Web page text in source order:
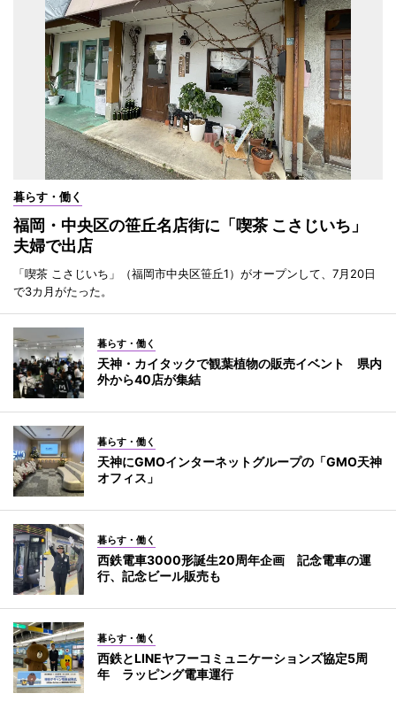
暮らす・働く
福岡・中央区の笹丘名店街に「喫茶 こさじいち」
夫婦で出店
「喫茶 こさじいち」（福岡市中央区笹丘1）がオープンして、7月20日
で3カ月がたった。
暮らす・働く
天神・カイタックで観葉植物の販売イベント 県内
外から40店が集結
暮らす・働く
天神にGMOインターネットグループの「GMO天神
オフィス」
暮らす・働く
西鉄電車3000形誕生20周年企画 記念電車の運
行、記念ビール販売も
暮らす・働く
西鉄とLINEヤフーコミュニケーションズ協定5周
年 ラッピング電車運行